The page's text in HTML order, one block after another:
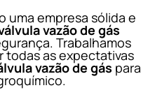
uma empresa sólida e
vazão de gás
Trabalhamos
as expectativas
vazão de gás para